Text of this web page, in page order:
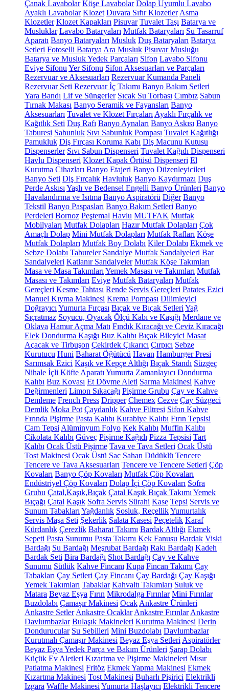
Çanak Lavabolar Köşe Lavabolar Dolap Uyumlu Lavabo
Ayaklı Lavabolar Klozet Duvara Sıfır Klozetler Asma
Klozetler Klozet Kapakları Pisuvar Tuvalet Taşı Batarya ve
Musluklar Lavabo Bataryaları Mutfak Bataryaları Su Tasarruf
Aparatı Banyo Bataryaları Musluk Duş Bataryaları Batarya
Setleri Fotoselli Batarya Ara Musluk Pisuvar Musluğu
Batarya ve Musluk Yedek Parçaları Sifon Lavabo Sifonu
Eviye Sifonu Yer Sifonu Sifon Aksesuarları ve Parçaları
Rezervuar ve Aksesuarları Rezervuar Kumanda Paneli
Rezervuar Seti Rezervuar İç Takımı Banyo Bakım Setleri
Yara Bandı Lif ve Süngerler Sıcak Su Torbası Cımbız Sabun
Tırnak Makası Banyo Seramik ve Fayansları Banyo
Aksesuarları Tuvalet ve Klozet Fırçaları Ayaklı Fırçalık ve
Kağıtlık Seti Duş Rafı Banyo Aynaları Banyo Askısı Banyo
Taburesi Sabunluk Sıvı Sabunluk Pompası Tuvalet Kağıtlığı
Pamukluk Diş Fırçası Koruma Kabı Diş Macunu Kutusu
Dispenserler Sıvı Sabun Dispenseri Tuvalet Kağıdı Dispenseri
Havlu Dispenseri Klozet Kapak Örtüsü Dispenseri El
Kurutma Cihazları Banyo Etajeri Banyo Düzenleyicileri
Banyo Seti Diş Fırçalık Havluluk Banyo Kaydırmazı Duş
Perde Askısı Yaşlı ve Bedensel Engelli Banyo Ürünleri Banyo
Havalandırma ve Isıtma Banyo Aspiratörü Diğer Banyo
Tekstil Banyo Paspasları Banyo Bakım Setleri Banyo
Perdeleri Bornoz Peştemal Havlu MUTFAK Mutfak
Mobilyaları Mutfak Dolapları Hazır Mutfak Dolapları Çok
Amaçlı Dolap Mini Mutfak Dolapları Mutfak Rafları Köşe
Mutfak Dolapları Mutfak Boy Dolabı Kiler Dolabı Ekmek ve
Sebze Dolabı Tabureler Sandalye Mutfak Sandalyeleri Bar
Sandalyeleri Katlanır Sandalyeler Mutfak Köşe Takımları
Masa ve Masa Takımları Yemek Masası ve Takımları Mutfak
Masası ve Takımları Eviye Mutfak Bataryaları Mutfak
Gereçleri Kesme Tahtası Rende Servis Gereçleri Patates Ezici
Manuel Kıyma Makinesi Krema Pompası Dilimleyici
Doğrayıcı Yumurta Fırçası Bıçak ve Bıçak Setleri Yağ
Sıçratmaz Soyucu, Oyacak Ölçü Kabı ve Kaşığı Merdane ve
Oklava Hamur Açma Matı Fındık Kıracağı ve Ceviz Kıracağı
Elek Dondurma Kaşığı Buz Kalıbı Bıçak Bileyici Masat
Açacak ve Tirbuşon Çekirdek Çıkarıcı Çırpıcı Sebze
Kurutucu Huni Baharat Öğütücü Havan Hamburger Presi
Sarımsak Ezici Kaşık ve Kepçe Altlığı Bıçak Standı Süzgeç
Nihale İçli Köfte Aparatı Yumurta Zamanlayıcı Dondurma
Kalıbı Buz Kovası Et Dövme Aleti Sarma Makinesi Kahve
Değirmenleri Limon Sıkacağı Pişirme Grubu Çay ve Kahve
Demleme French Press Dripper Chemex Cezve Çay Süzgeci
Demlik Moka Pot Çaydanlık Kahve Filtresi Sifon Kahve
Fırında Pişirme Pasta Kalıbı Kurabiye Kalıbı Fırın Tepsisi
Cam Tepsi Alüminyum Folyo Kek Kalıbı Muffin Kalıbı
Çikolata Kalıbı Güveç Pişirme Kağıdı Pizza Tepsisi Tart
Kalıbı Ocak Üstü Pişirme Tava ve Tava Setleri Ocak Üstü
Tost Makinesi Ocak Üstü Sac Sahan Düdüklü Tencere
Tencere ve Tava Aksesuarları Tencere ve Tencere Setleri Çöp
Kovaları Banyo Çöp Kovaları Mutfak Çöp Kovaları
Endüstriyel Çöp Kovaları Dolap İçi Çöp Kovaları Sofra
Grubu Çatal,Kaşık,Bıçak Çatal Kaşık Bıçak Takımı Yemek
Bıçağı Çatal Kaşık Sofra Servis Sürahi Kase Tepsi Servis ve
Sunum Tabakları Yağdanlık Sosluk, ReçellikYumurtalık
Servis Maşa Seti Şekerlik Salata Kasesi Peçetelik Karaf
Kürdanlık Çerezlik Baharat Takımı Bardak Altlığı Ekmek
Sepeti Pasta Sunumu Pasta Takımı Kek Fanusu Bardak Viski
Bardağı Su Bardağı Meşrubat Bardağı Rakı Bardağı Kadeh
Bardak Seti Bira Bardağı Shot Bardağı Çay ve Kahve
Sunumu Sütlük Kahve Fincanı Kupa Fincan Takımı Çay
Tabakları Çay Setleri Çay Fincanı Çay Bardağı Çay Kaşığı
Yemek Takımları Tabaklar Kahvaltı Takımları Suluk ve
Matara Beyaz Eşya Fırın Mikrodalga Fırınlar Mini Fırınlar
Buzdolabı Çamaşır Makinesi Ocak Ankastre Ürünleri
Ankastre Setler Ankastre Ocaklar Ankastre Fırınlar Ankastre
Davlumbazlar Bulaşık Makineleri Kurutma Makinesi Derin
Dondurucular Su Sebilleri Mini Buzdolabı Davlumbazlar
Kurutmalı Çamaşır Makinesi Beyaz Eşya Setleri Aspiratörler
Beyaz Eşya Yedek Parça ve Bakım Ürünleri Şarap Dolabı
Küçük Ev Aletleri Kızartma ve Pişirme Makineleri Mısır
Patlatma Makinesi Fritöz Ekmek Yapma Makinesi Ekmek
Kızartma Makinesi Tost Makinesi Buharlı Pişirici Elektrikli
Izgara Waffle Makinesi Yumurta Haşlayıcı Elektrikli Tencere